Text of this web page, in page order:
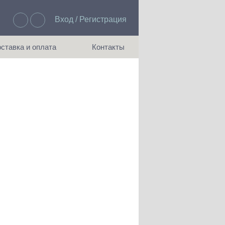
Вход / Регистрация
и оплата Контакты